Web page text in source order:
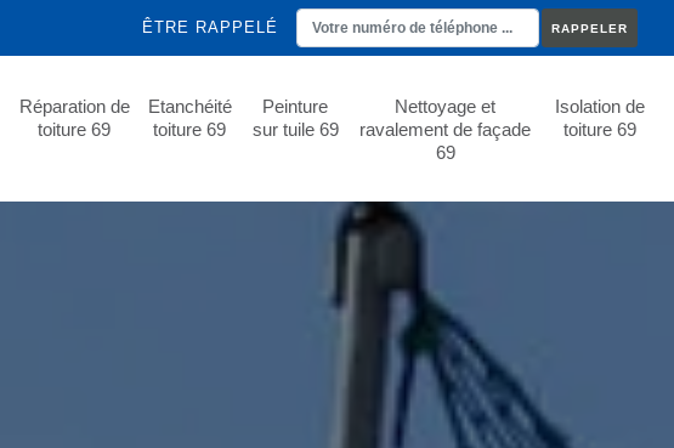
ÊTRE RAPPELÉ
Réparation de
toiture 69
Etanchéité
toiture 69
Peinture
sur tuile 69
Nettoyage et
ravalement de façade
69
Isolation de
toiture 69